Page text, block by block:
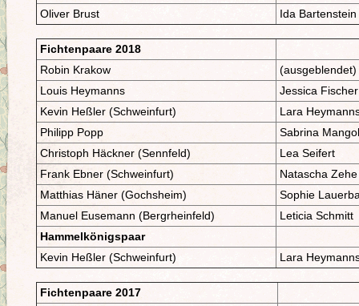
Oliver Brust
Ida Bartenstein
Fichtenpaare 2018
Robin Krakow
(ausgeblendet)
Louis Heymanns
Jessica
Kevin Heßler (Schweinfurt)
Lara
Philipp Popp
Sabrina
Christoph Häckner (Sennfeld)
Lea Seifert
Frank Ebner (Schweinfurt)
Natascha Zehe
Matthias Häner (Gochsheim)
Sophie
Manuel Eusemann (Bergrheinfeld)
Leticia Schmitt
Hammelkönigspaar
Kevin Heßler (Schweinfurt)
Lara
Fichtenpaare 2017